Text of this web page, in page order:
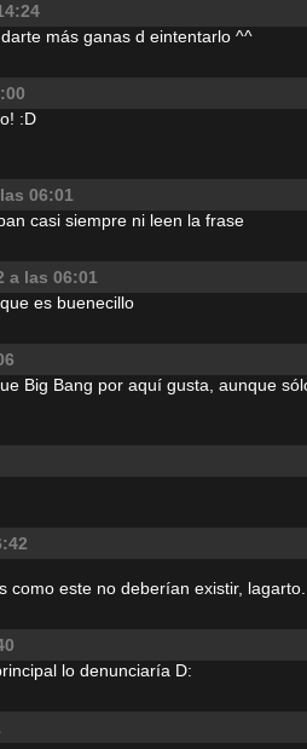
más ganas d eintentarlo ^^
:D
06:01
casi siempre ni leen la frase
a las 06:01
es buenecillo
Big Bang por aquí gusta, aunque
como este no deberían existir, lagarto.
lo denunciaría D: